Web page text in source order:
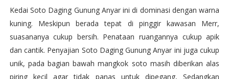
Kedai Soto Daging Gunung Anyar ini di dominasi dengan warna
kuning. Meskipun berada tepat di pinggir kawasan Merr,
suasananya cukup bersih. Penataan ruangannya cukup apik
dan cantik. Penyajian Soto Daging Gunung Anyar ini juga cukup
unik, pada bagian bawah mangkok soto masih diberikan alas
piring kecil agar tidak panas untuk dipegang, Sedangkan